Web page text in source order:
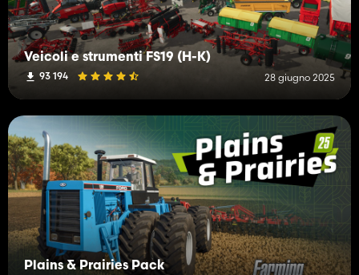
Veicoli e strumenti FS19 (H-K)
93 194 28 giugno 2025
Plains & Prairies Pack